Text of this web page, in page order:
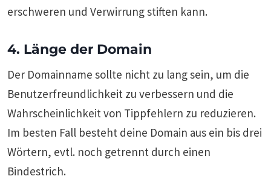
erschweren und Verwirrung stiften kann.
4. Länge der Domain
Der Domainname sollte nicht zu lang sein, um die
Benutzerfreundlichkeit zu verbessern und die
Wahrscheinlichkeit von Tippfehlern zu reduzieren.
Im besten Fall besteht deine Domain aus ein bis drei
Wörtern, evtl. noch getrennt durch einen
Bindestrich.